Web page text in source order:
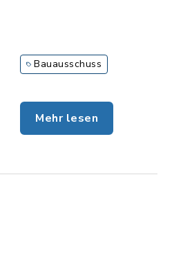
Bauausschuss
Mehr lesen